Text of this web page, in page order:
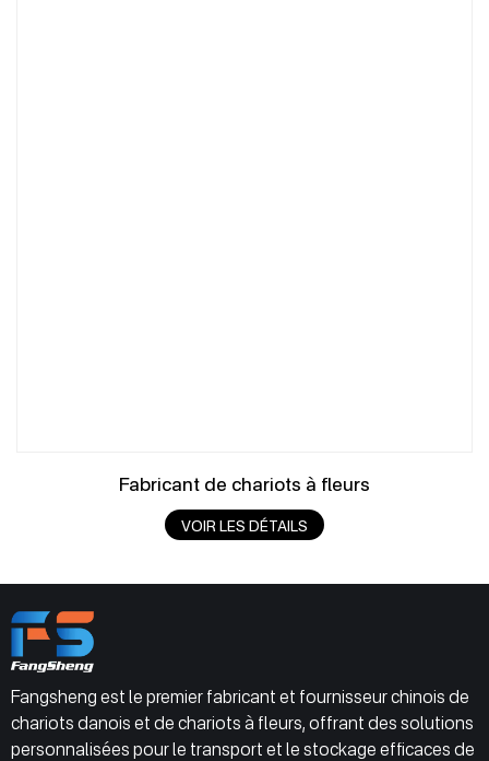
Fabricant de chariots à fleurs
VOIR LES DÉTAILS
Fangsheng est le premier fabricant et fournisseur chinois de
chariots danois et de chariots à fleurs, offrant des solutions
personnalisées pour le transport et le stockage efficaces de